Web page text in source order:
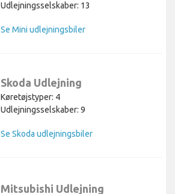
Udlejningsselskaber: 13
Se Mini udlejningsbiler
Skoda Udlejning
Køretøjstyper: 4
Udlejningsselskaber: 9
Se Skoda udlejningsbiler
Mitsubishi Udlejning